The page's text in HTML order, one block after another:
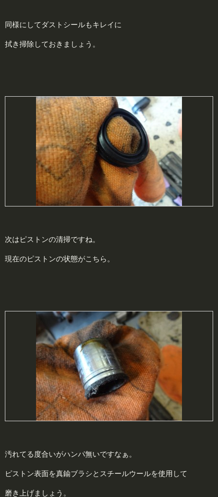
同様にしてダストシールもキレイに
拭き掃除しておきましょう。
次はピストンの清掃ですね。
現在のピストンの状態がこちら。
汚れてる度合いがハンパ無いですなぁ。
ピストン表面を真鍮ブラシとスチールウールを使用して
磨き上げましょう。